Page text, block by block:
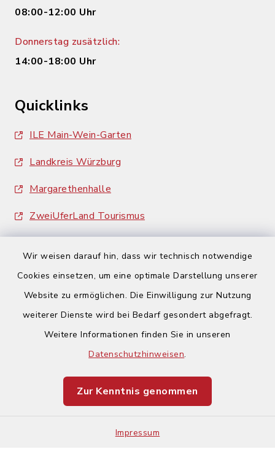
Wir weisen darauf hin, dass wir technisch notwendige
Cookies einsetzen, um eine optimale Darstellung unserer
Website zu ermöglichen. Die Einwilligung zur Nutzung
weiterer Dienste wird bei Bedarf gesondert abgefragt.
Weitere Informationen finden Sie in unseren
Datenschutzhinweisen.
Zur Kenntnis genommen
Impressum
08:00-12:00 Uhr
Donnerstag zusätzlich:
14:00-18:00 Uhr
Quicklinks
ILE Main-Wein-Garten
Landkreis Würzburg
Margarethenhalle
ZweiUferLand Tourismus
Barrierefreiheit
Impressum
Sitemap